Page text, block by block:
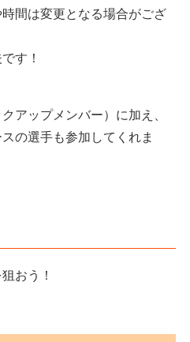
間は変更となる場合がござ
す！
アップメンバー）に加え、
の選手も参加してくれま
おう！